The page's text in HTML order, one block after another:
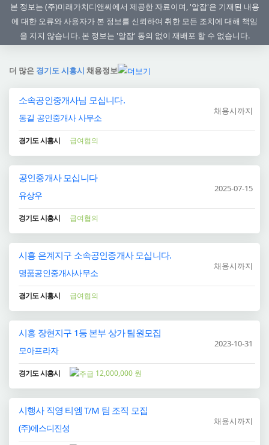
본 정보는 (주)미래가치디앤씨에서 제공한 자료이며, '알잡'은 기재된 내용
에 대한 오류와 사용자가 본 정보를 신뢰하여 취한 모든 조치에 대해 책임
을 지지 않습니다. 본 정보는 '알잡' 동의 없이 재배포 할 수 없습니다.
더 많은 경기도 시흥시 채용정보
소속공인중개사님 모십니다.
동길 공인중개사 사무소
채용시까지
경기도 시흥시 급여협의
공인중개사 모십니다
유상우
2025-07-15
경기도 시흥시 급여협의
시흥 은계지구 소속공인중개사 모십니다.
명품공인중개사사무소
채용시까지
경기도 시흥시 급여협의
시흥 장현지구 1등 본부 상가 팀원모집
모아프라자
2023-10-31
경기도 시흥시 12,000,000 원
시행사 직영 티엠 T/M 팀 조직 모집
(주)에스디진성
채용시까지